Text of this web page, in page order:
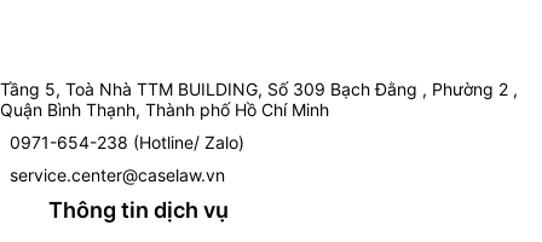
Tầng 5, Toà Nhà TTM BUILDING, Số 309 Bạch Đằng , Phường 2 ,
Quận Bình Thạnh, Thành phố Hồ Chí Minh
0971-654-238 (Hotline/ Zalo)
service.center@caselaw.vn
Thông tin dịch vụ